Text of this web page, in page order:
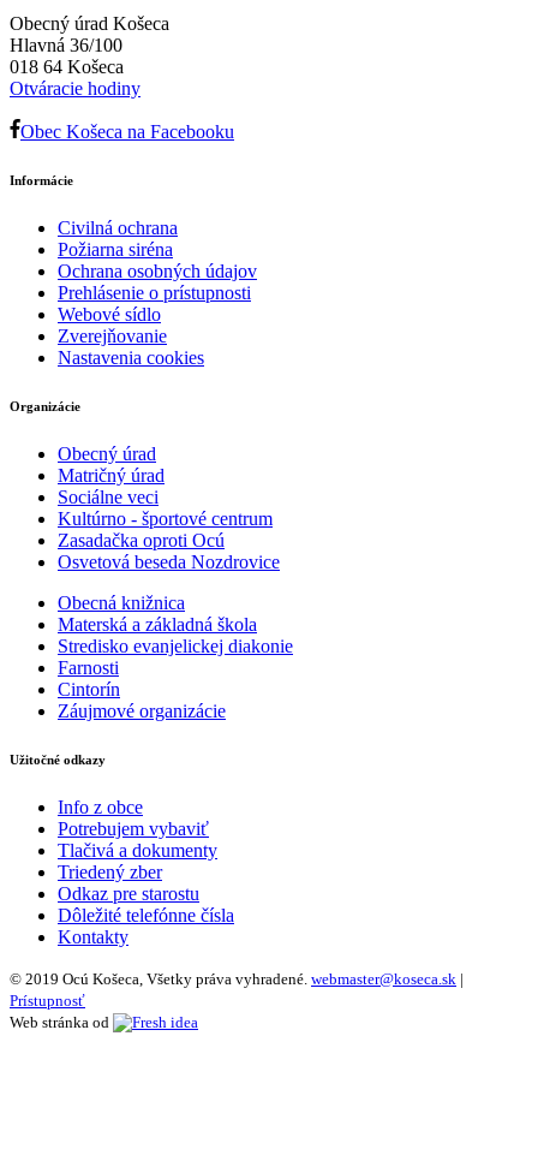
Obecný úrad Košeca
Hlavná 36/100
018 64 Košeca
Otváracie hodiny
Obec Košeca na Facebooku
Informácie
Civilná ochrana
Požiarna siréna
Ochrana osobných údajov
Prehlásenie o prístupnosti
Webové sídlo
Zverejňovanie
Nastavenia cookies
Organizácie
Obecný úrad
Matričný úrad
Sociálne veci
Kultúrno - športové centrum
Zasadačka oproti Ocú
Osvetová beseda Nozdrovice
Obecná knižnica
Materská a základná škola
Stredisko evanjelickej diakonie
Farnosti
Cintorín
Záujmové organizácie
Užitočné odkazy
Info z obce
Potrebujem vybaviť
Tlačivá a dokumenty
Triedený zber
Odkaz pre starostu
Dôležité telefónne čísla
Kontakty
© 2019 Ocú Košeca, Všetky práva vyhradené. webmaster@koseca.sk |
Prístupnosť
Web stránka od